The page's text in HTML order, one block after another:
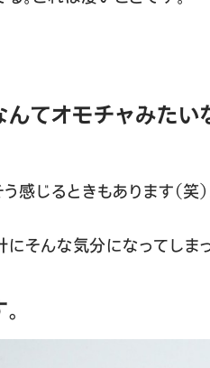
てオモチャみたい
じるときもあります（笑）
そんな気分になってしま